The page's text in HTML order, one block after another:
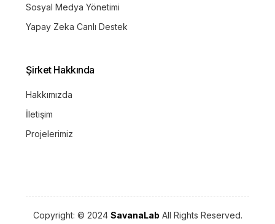
Sosyal Medya Yönetimi
Yapay Zeka Canlı Destek
Şirket Hakkında
Hakkımızda
İletişim
Projelerimiz
Copyright: © 2024 SavanaLab All Rights Reserved.